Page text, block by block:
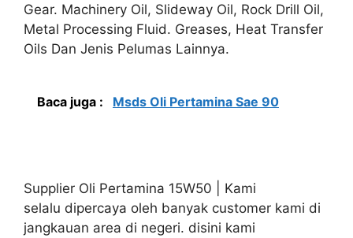
Gear. Machinery Oil, Slideway Oil, Rock Drill Oil,
Metal Processing Fluid. Greases, Heat Transfer
Oils Dan Jenis Pelumas Lainnya.
Baca juga : Msds Oli Pertamina Sae 90
Supplier Oli Pertamina 15W50 | Kami
selalu dipercaya oleh banyak customer kami di
jangkauan area di negeri. disini kami